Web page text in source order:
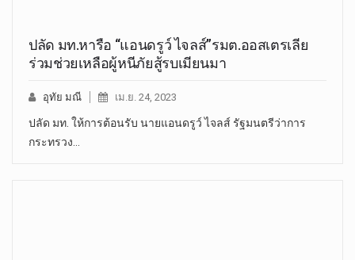
ปลัด มท.หารือ “แอนดรูว์ ไจลส์”รมต.ออสเตรเลีย
ร่วมช่วยเหลือผู้หนีภัยสู้รบเมียนมา
อุทัย มณี เม.ย. 24, 2023
ปลัด มท. ให้การต้อนรับ นายแอนดรูว์ ไจลส์ รัฐมนตรีว่าการ
กระทรวง…